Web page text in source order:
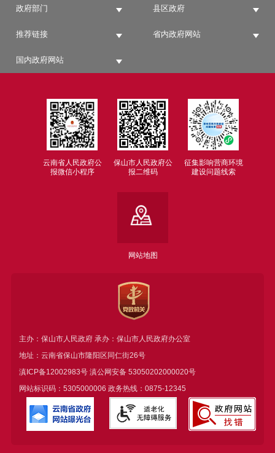
政府部门 县区政府
推荐链接 省内政府网站
国内政府网站
云南省人民政府公
报微信小程序
保山市人民政府公
报二维码
征集影响营商环境
建设问题线索
网站地图
主办：保山市人民政府 承办：保山市人民政府办公室
地址：云南省保山市隆阳区同仁街26号
滇ICP备12002983号滇公网安备 53050202000020号
网站标识码：5305000006 政务热线：0875-12345